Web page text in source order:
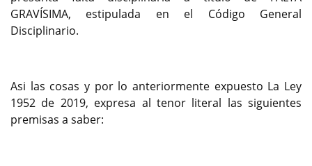
GRAVÍSIMA, estipulada en el Código General
Disciplinario.
Asi las cosas y por lo anteriormente expuesto La Ley
1952 de 2019, expresa al tenor literal las siguientes
premisas a saber: